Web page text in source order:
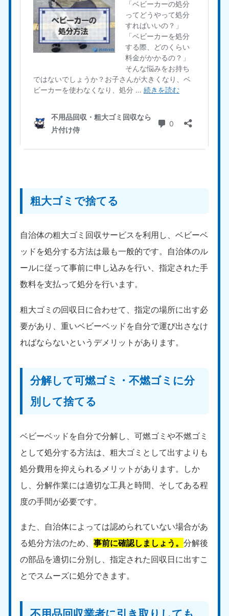
粗大ゴミで捨てる
自治体の粗大ゴミ回収サービスを利用し、ベビーベ
ッドを処分する方法は最も一般的です。自治体のル
ールに従って事前に申し込みを行い、指定された手
数料を支払って処分を行います。
粗大ゴミの回収日に合わせて、指定の場所に出す必
要があり、重いベビーベッドを自分で運び出さなけ
ればならないというデメリットがあります。
分解して可燃ゴミ・不燃ゴミに分
別して捨てる
ベビーベッドを自分で分解し、可燃ゴミや不燃ゴミ
として処分する方法は、粗大ゴミとして出すよりも
処分費用を抑えられるメリットがあります。しか
し、分解作業には適切な工具と時間、そしてある程
度の手間が必要です。
また、自治体によっては認められていない場合があ
る処分方法のため、事前に確認しましょう。分解後
の部品を適切に分別し、指定された回収日に出すこ
とでスムーズに処分できます。
福島県
050-1881-5271
9:00〜19:00 年中無休
東京都
050-1881-5265
神奈川県
050-1881-5264
千葉県
050-1881-5268
9:00〜19:00 年中無休
埼玉県
9:00〜19:00 年中無休
9:00〜19:00 年中無休
中部
愛知県
050-1881-5255 050-1881-5259
静岡県
9:00〜19:00 年中無休
長野県
9:00〜19:00 年中無休
050-1881-5258 050-1881-5261
9:00〜19:00 年中無休 9:00〜19:00 年中無休
新潟県
050-1881-5263
9:00〜19:00 年中無休
大阪府
050-1881-5250
9:00〜19:00 年中無休
兵庫県
050-1881-5251
9:00〜19:00 年中無休
050-1881-5249 050-1881-5254
滋賀県 京都府